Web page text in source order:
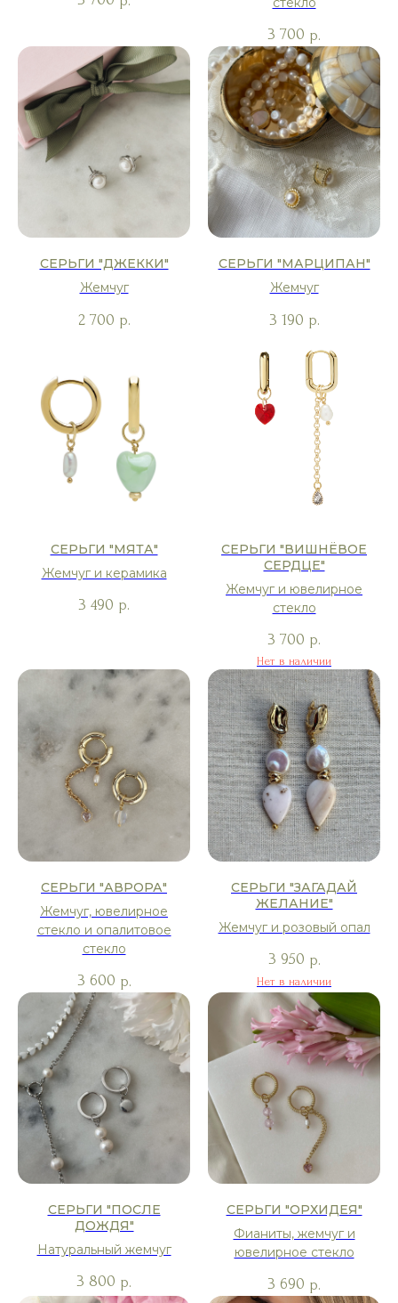
3 700 р.
СЕРЬГИ "ДЖЕККИ"
Жемчуг
2 700 р.
СЕРЬГИ "МАРЦИПАН"
Жемчуг
3 190 р.
СЕРЬГИ "МЯТА"
Жемчуг и керамика
3 490 р.
СЕРЬГИ "ВИШНЁВОЕ
СЕРДЦЕ"
Жемчуг и ювелирное
стекло
3 700 р.
Нет в наличии
СЕРЬГИ "АВРОРА"
Жемчуг, ювелирное
стекло и опалитовое
стекло
3 600 р.
СЕРЬГИ "ЗАГАДАЙ
ЖЕЛАНИЕ"
Жемчуг и розовый опал
3 950 р.
Нет в наличии
СЕРЬГИ "ПОСЛЕ
ДОЖДЯ"
Натуральный жемчуг
3 800 р.
СЕРЬГИ "ОРХИДЕЯ"
Фианиты, жемчуг и
ювелирное стекло
3 690 р.